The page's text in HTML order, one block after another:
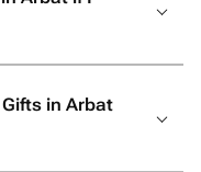
in Arbat